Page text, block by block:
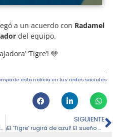
a un acuerdo con Radamel
del equipo.
‘Tigre’! 🩵
esta noticia en tus redes sociales
📷🩵 ¡78 años! Una colección única de Millonarios para conmemorar un nuevo aniversario
SIGUIENTE
¡El ‘Tigre’ rugirá de azul! El sueño de Falcao, el sueño de todos